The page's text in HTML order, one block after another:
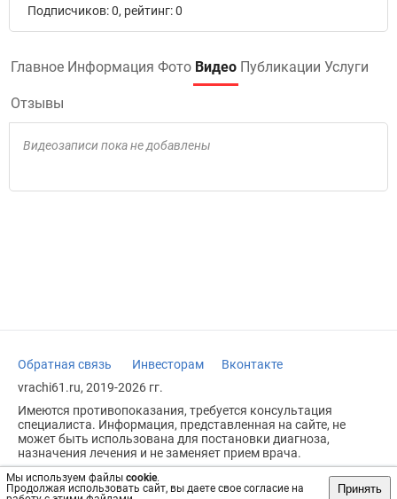
Мы используем файлы cookie.
Продолжая использовать сайт, вы даете свое согласие на
Принять
Подписчиков: 0, рейтинг: 0
Главное Информация Фото Видео Публикации Услуги
Отзывы
Видеозаписи пока не добавлены
Обратная связь Инвесторам
Вконтакте
vrachi61.ru, 2019-2026 гг.
Имеются противопоказания, требуется консультация
специалиста. Информация, представленная на сайте, не
может быть использована для постановки диагноза,
назначения лечения и не заменяет прием врача.
Возрастное ограничение: 18+